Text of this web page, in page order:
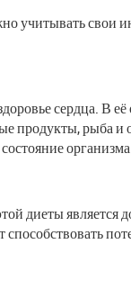
учитывать свои
сердца. В
продукты, рыба и
диеты является